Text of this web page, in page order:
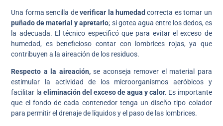
Una forma sencilla deverificar la humedad correcta es tomar un
puñado de material y apretarlo; si gotea agua entre los dedos, es
la adecuada. El técnico especificó que para evitar el exceso de
humedad, es beneficioso contar con lombrices rojas, ya que
contribuyen a la aireación de los residuos.
Respecto a la aireación,se aconseja remover el material para
estimular la actividad de los microorganismos aeróbicos y
facilitar la eliminación del exceso de agua y calor. Es importante
que el fondo de cada contenedor tenga un diseño tipo colador
para permitir el drenaje de líquidos y el paso de las lombrices.